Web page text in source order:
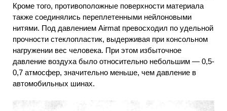
Кроме того, противоположные поверхности материала
также соединялись переплетенными нейлоновыми
нитями. Под давлением Airmat превосходил по удельной
прочности стеклопластик, выдерживая при консольном
нагружении вес человека. При этом избыточное
давление воздуха было относительно небольшим — 0,5-
0,7 атмосфер, значительно меньше, чем давление в
автомобильных шинах.